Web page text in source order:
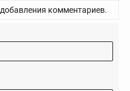
добавления комментариев.